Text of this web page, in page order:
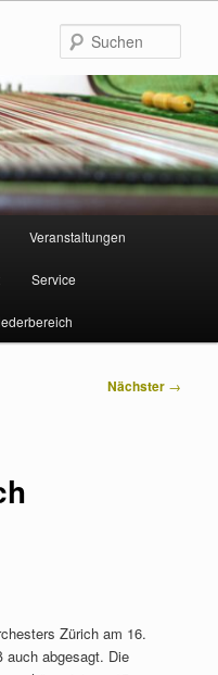
Veranstaltungen
Service
Nächster →
Zürich am 16.
auch abgesagt. Die